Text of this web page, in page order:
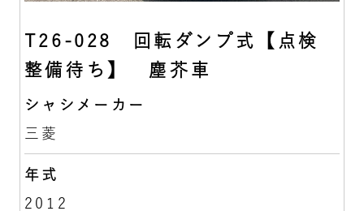
T26-028 回転ダンプ式【点検
整備待ち】 塵芥車
シャシメーカー
三菱
年式
2012